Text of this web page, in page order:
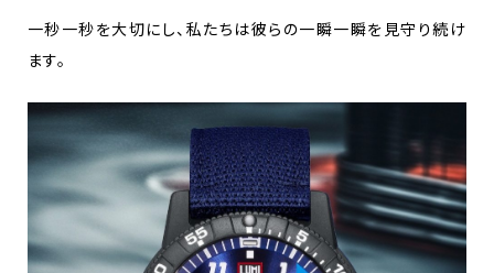
一秒一秒を大切にし、私たちは彼らの一瞬一瞬を見守り続け
ます。